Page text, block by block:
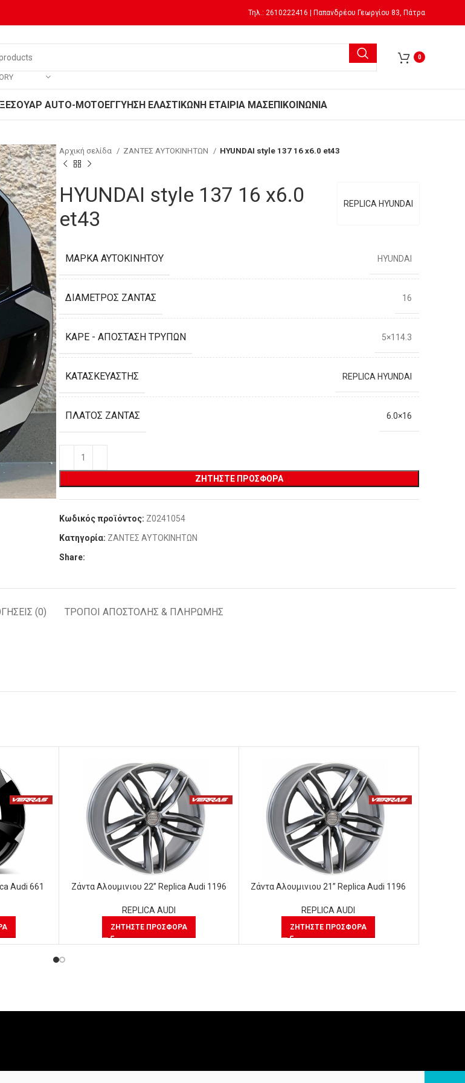
Τηλ.: 2610222416 | Παπανδρέου Γεωργίου 83, Πάτρα
0
AUTO-MOTOΕΓΓΥΗΣΗ ΕΛΑΣΤΙΚΩΝΗ ΕΤΑΙΡΙΑ ΜΑΣΕΠΙΚΟΙΝΩΝΙΑ
Αρχική σελίδα ΖΑΝΤΕΣ ΑΥΤΟΚΙΝΗΤΩΝ HYUNDAI style 137 16 x6.0 et43
REPLICA HYUNDAI
HYUNDAI style 137 16 x6.0
et43
ΜΆΡΚΑ ΑΥΤΟΚΙΝΉΤΟΥ HYUNDAI
ΔΙΆΜΕΤΡΟΣ ΖΆΝΤΑΣ 16
ΚΑΡΈ - ΑΠΌΣΤΑΣΗ ΤΡΥΠΏΝ 5×114.3
ΚΑΤΑΣΚΕΥΑΣΤΉΣ REPLICA HYUNDAI
ΠΛΆΤΟΣ ΖΆΝΤΑΣ 6.0×16
ΖΗΤΉΣΤΕ ΠΡΟΣΦΟΡΆ
Κωδικός προϊόντος: Z0241054
Κατηγορία: ΖΑΝΤΕΣ ΑΥΤΟΚΙΝΗΤΩΝ
Share:
(0) ΤΡΟΠΟΙ ΑΠΟΣΤΟΛΗΣ & ΠΛΗΡΩΜΗΣ
Audi 661 Ζάντα Αλουμινιου 22” Replica Audi 1196
REPLICA AUDI
ΖΗΤΉΣΤΕ ΠΡΟΣΦΟΡΆ
Ζάντα Αλουμινιου 21” Replica Audi 1196
REPLICA AUDI
ΖΗΤΉΣΤΕ ΠΡΟΣΦΟΡΆ